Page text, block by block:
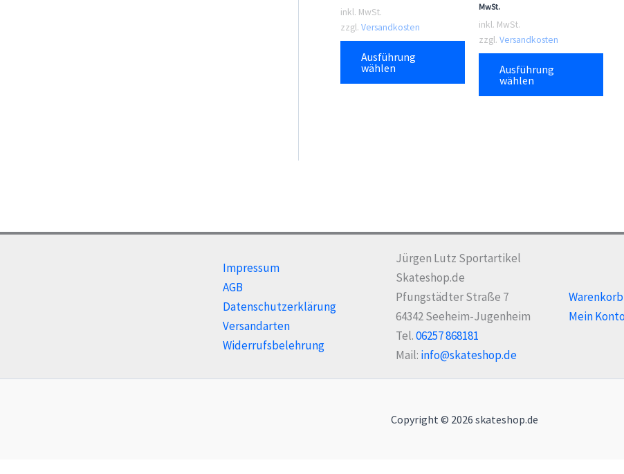
inkl. MwSt.
zzgl. Versandkosten
Ausführung
wählen
Dieses
Produkt
weist
der
Produktseite
gewählt
werden
MwSt.
inkl. MwSt.
zzgl. Versandkosten
Ausführung
wählen
weist
auf
Impressum
AGB
Datenschutzerklärung
Versandarten
Widerrufsbelehrung
Jürgen Lutz Sportartikel
Skateshop.de
Pfungstädter Straße 7
64342 Seeheim-Jugenheim
Tel.06257 868181
Mail: info@skateshop.de
Warenkorb
Mein
Copyright © 2026 skateshop.de